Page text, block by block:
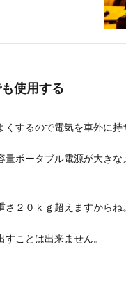
使用する
するので電気を車外に持
量ポータブル電源が大きな
２０ｋｇ超えますからね。
ことは出来ません。